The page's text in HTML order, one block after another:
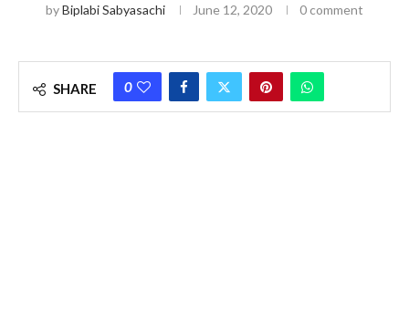
byBiplabi Sabyasachi June 12, 2020 0 comment
SHARE 0